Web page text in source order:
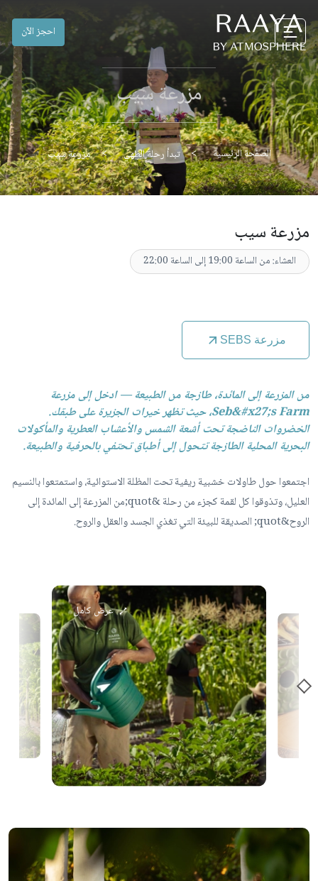
احجز الآن
مزرعة سيب
الصفحة الرئيسية تبدأ رحلة الطهي مزرعة سيب
مزرعة سيب
العشاء: من الساعة 19:00 إلى الساعة 22:00
مزرعة SEBS
من المزرعة إلى المائدة، طازجة من الطبيعة — ادخل إلى مزرعة
Seb&#x27;s Farm، حيث تظهر خيرات الجزيرة على طبقك.
الخضروات الناضجة تحت أشعة الشمس والأعشاب العطرية والمأكولات
البحرية المحلية الطازجة تتحول إلى أطباق تحتفي بالحرفية والطبيعة.
اجتمعوا حول طاولات خشبية ريفية تحت المظلة الاستوائية، واستمتعوا بالنسيم
العليل، وتذوقوا كل لقمة كجزء من رحلة &quot;من المزرعة إلى المائدة إلى
الروح&quot; الصديقة للبيئة التي تغذي الجسد والعقل والروح.
عرض كامل